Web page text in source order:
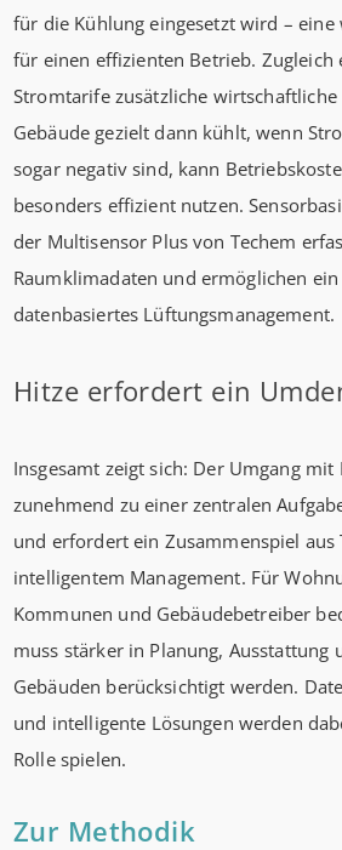
für die Kühlung eingesetzt wird – eine
für einen effizienten Betrieb. Zugleich
Stromtarife zusätzliche wirtschaftliche
Gebäude gezielt dann kühlt, wenn
sogar negativ sind, kann
besonders effizient nutzen.
der Multisensor Plus von Techem
Raumklimadaten und ermöglichen ein
datenbasiertes Lüftungsmanagement.
Hitze erfordert ein
Insgesamt zeigt sich: Der Umgang
zunehmend zu einer zentralen
und erfordert ein Zusammenspiel aus
intelligentem Management. Für
Kommunen und Gebäudebetreiber
muss stärker in Planung, Ausstattung
Gebäuden berücksichtigt werden.
und intelligente Lösungen werden
Rolle spielen.
Zur Methodik